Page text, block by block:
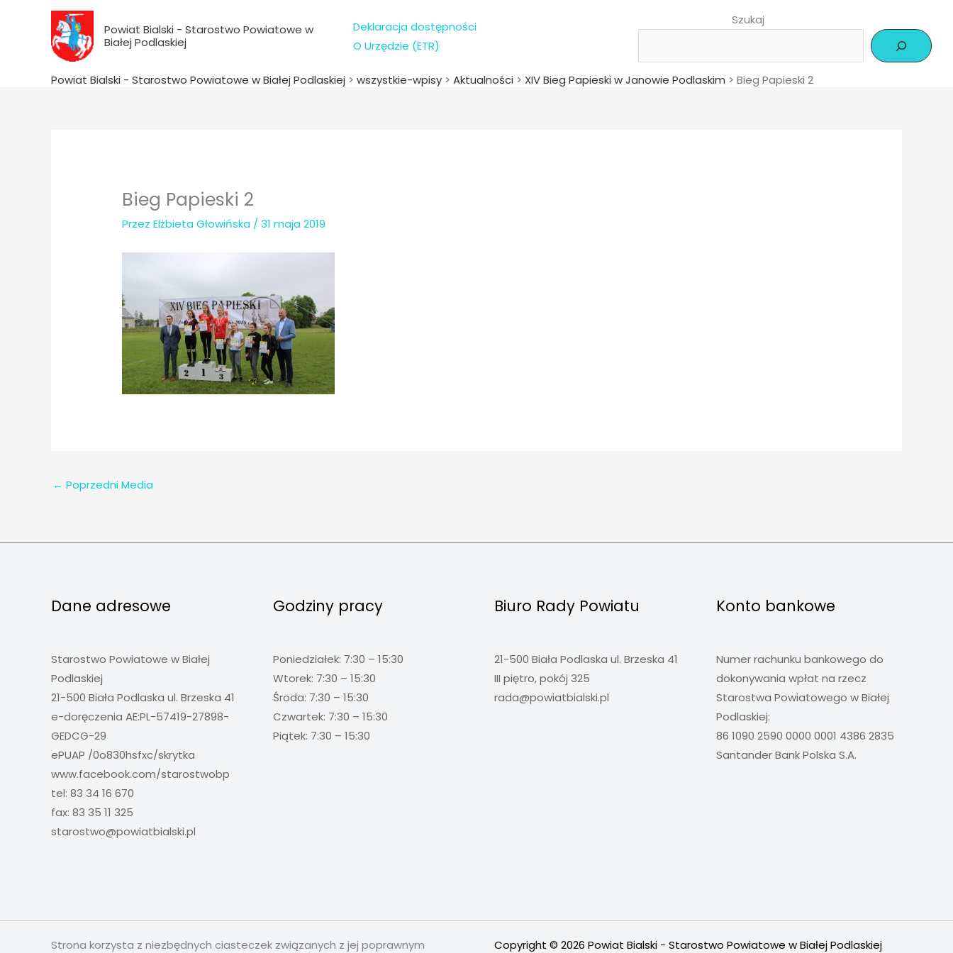
Powiat Bialski - Starostwo Powiatowe w
Białej Podlaskiej
Deklaracja dostępności
O Urzędzie (ETR)
Szukaj
Powiat Bialski - Starostwo Powiatowe w Białej Podlaskiej > wszystkie-wpisy > Aktualności > XIV Bieg Papieski w Janowie Podlaskim > Bieg Papieski 2
Bieg Papieski 2
PrzezElżbieta Głowińska /31 maja 2019
← Poprzedni Media
Dane adresowe
Starostwo Powiatowe w Białej
Podlaskiej
21-500 Biała Podlaska ul. Brzeska 41
e-doręczenia AE:PL-57419-27898-
GEDCG-29
ePUAP /0o830hsfxc/skrytka
www.facebook.com/starostwobp
tel: 83 34 16 670
fax: 83 35 11 325
starostwo@powiatbialski.pl
Godziny pracy
Poniedziałek: 7:30 – 15:30
Wtorek: 7:30 – 15:30
Środa: 7:30 – 15:30
Czwartek: 7:30 – 15:30
Piątek: 7:30 – 15:30
Biuro Rady Powiatu
21-500 Biała Podlaska ul. Brzeska 41
III piętro, pokój 325
rada@powiatbialski.pl
Konto bankowe
Numer rachunku bankowego do
dokonywania wpłat na rzecz
Starostwa Powiatowego w Białej
Podlaskiej:
86 1090 2590 0000 0001 4386 2835
Santander Bank Polska S.A.
Strona korzysta z niezbędnych ciasteczek związanych z jej poprawnym Copyright © 2026 Powiat Bialski - Starostwo Powiatowe w Białej Podlaskiej